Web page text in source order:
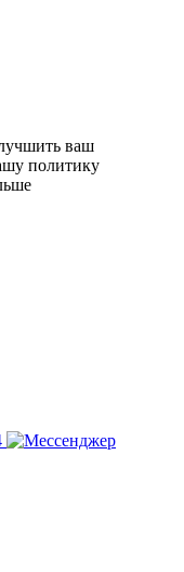
ваш
политику